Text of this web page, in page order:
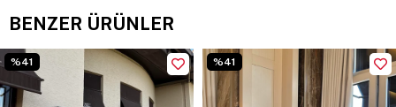
BENZER ÜRÜNLER
%41 %41